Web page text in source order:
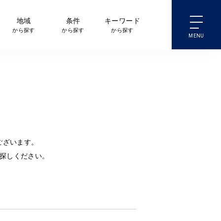
地域
から探す
条件
から探す
キーワード
から探す
います。
しください。